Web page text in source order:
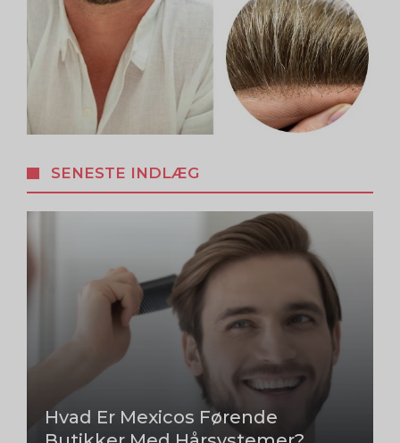
SENESTE INDLÆG
Hvad Er Mexicos Førende